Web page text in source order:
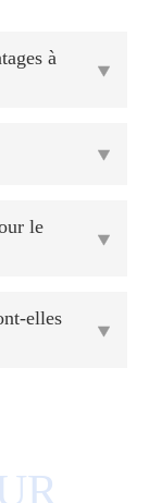
à


le

elles
